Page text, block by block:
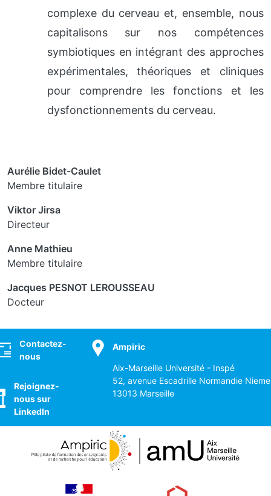
complexe du cerveau et, ensemble, nous
capitalisons sur nos compétences
symbiotiques en intégrant des approches
expérimentales, théoriques et cliniques
pour comprendre les fonctions et les
dysfonctionnements du cerveau.
Aurélie Bidet-Caulet
Membre titulaire
Viktor Jirsa
Directeur
Anne Mathieu
Membre titulaire
Jacques PESNOT LEROUSSEAU
Docteur
Contactez-
nous
Rejoignez-
nous sur
LinkedIn
Ampiric
Aix-Marseille Université - Inspé
52, avenue Escadrille Normandie
13013 Marseille